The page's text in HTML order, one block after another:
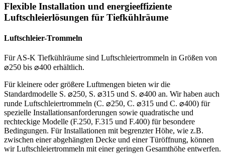
Flexible Installation und energieeffiziente
Luftschleierlösungen für Tiefkühlräume
Luftschleier-Trommeln
Für AS-K Tiefkühlräume sind Luftschleiertrommeln in Größen von
⌀250 bis ⌀400 erhältlich.
Für kleinere oder größere Luftmengen bieten wir die
Standardmodelle S. ⌀250, S. ⌀315 und S. ⌀400 an. Wir haben auch
runde Luftschleiertrommeln (C. ⌀250, C. ⌀315 und C. ⌀400) für
spezielle Installationsanforderungen sowie quadratische und
rechteckige Modelle (F.250, F.315 und F.400) für besondere
Bedingungen. Für Installationen mit begrenzter Höhe, wie z.B.
zwischen einer abgehängten Decke und einer Türöffnung, können
wir Luftschleiertrommeln mit einer geringen Gesamthöhe entwerfen.